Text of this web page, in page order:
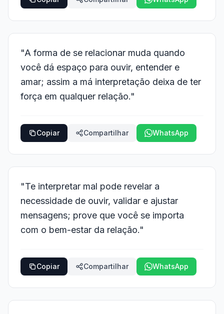
"A forma de se relacionar muda quando
você dá espaço para ouvir, entender e
amar; assim a má interpretação deixa de ter
força em qualquer relação."
Copiar Compartilhar WhatsApp
"Te interpretar mal pode revelar a
necessidade de ouvir, validar e ajustar
mensagens; prove que você se importa
com o bem-estar da relação."
Copiar Compartilhar WhatsApp